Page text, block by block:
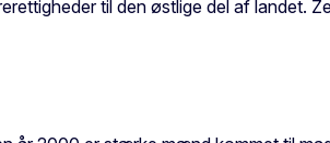
til den østlige del af landet.